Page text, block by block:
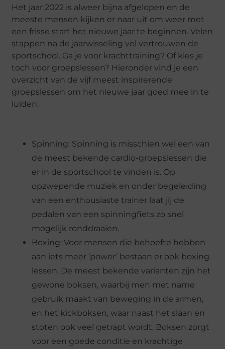
Het jaar 2022 is alweer bijna afgelopen en de
meeste mensen kijken er naar uit om weer met
een frisse start het nieuwe jaar te beginnen. Velen
stappen na de jaarwisseling vol vertrouwen de
sportschool. Ga je voor krachttraining? Of kies je
toch voor groepslessen? Hieronder vind je een
overzicht van de vijf meest inspirerende
groepslessen om het nieuwe jaar goed mee in te
luiden:
Spinning: Spinning is misschien wel een van
de meest bekende cardio-groepslessen die
er in de sportschool te vinden is. Op
opzwepende muziek en onder begeleiding
van een enthousiaste trainer laat jij de
pedalen van een spinningfiets zo snel
mogelijk ronddraaien.
Boxing: Voor mensen die behoefte hebben
aan iets meer ‘power’ bestaan er ook boxing
lessen. De meest bekende varianten zijn het
gewone boksen, waarbij men met name
gebruik maakt van beweging in de armen,
en het kickboksen, waar naast het slaan en
stoten ook veel getrapt wordt. Boksen zorgt
voor een goede conditie en krachtige